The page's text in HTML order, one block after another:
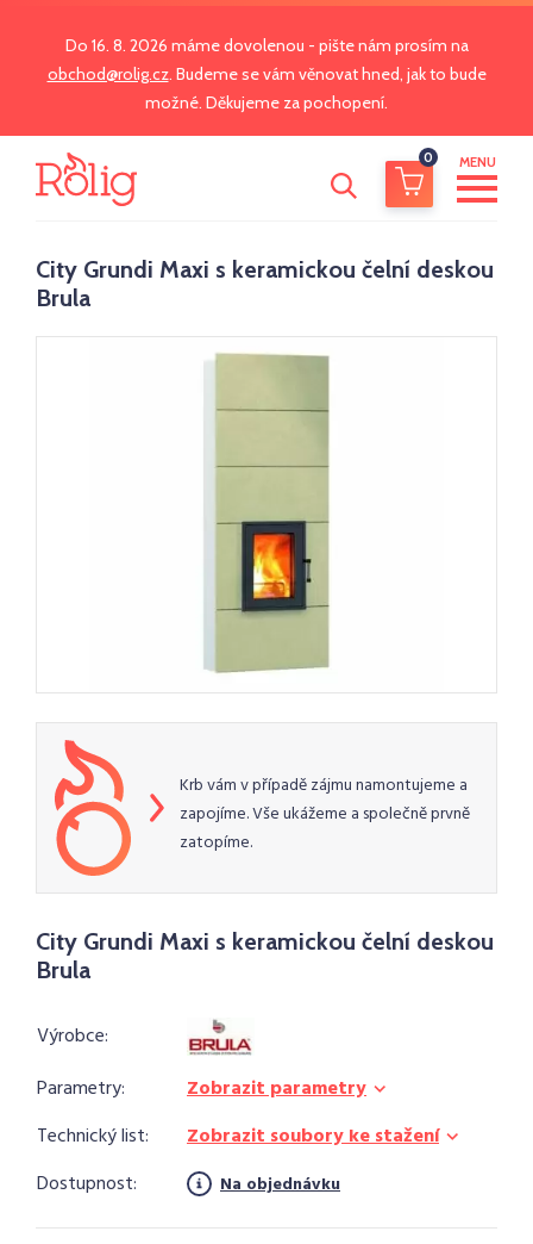
Do 16. 8. 2026 máme dovolenou - pište nám prosím na
obchod@rolig.cz. Budeme se vám věnovat hned, jak to bude
možné. Děkujeme za pochopení.
0 MENU
City Grundi Maxi s keramickou čelní deskou
Brula
Krb vám v případě zájmu namontujeme a
zapojíme. Vše ukážeme a společně prvně
zatopíme.
City Grundi Maxi s keramickou čelní deskou
Brula
Výrobce:
Parametry:
Zobrazit parametry
Technický list:
Zobrazit soubory ke stažení
Dostupnost:
Na objednávku